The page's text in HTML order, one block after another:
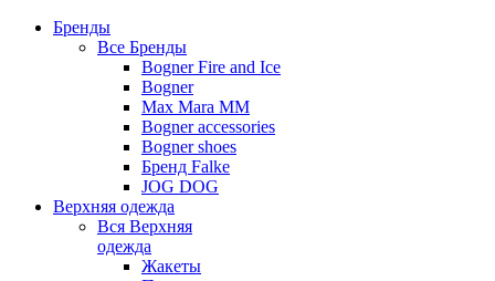
Бренды
Все Бренды
Bogner Fire and Ice
Bogner
Max Mara MM
Bogner accessories
Bogner shoes
Бренд Falke
JOG DOG
Верхняя одежда
Вся Верхняя
одежда
Жакеты